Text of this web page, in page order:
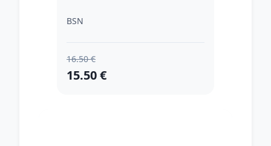
BSN
16.50 €
15.50 €